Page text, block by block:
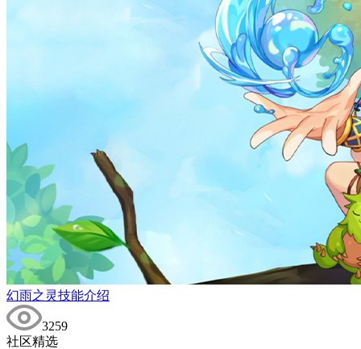
幻雨之灵技能介绍
3259
社区精选